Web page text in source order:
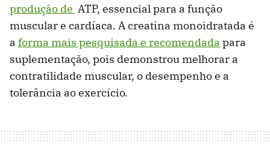
produção de ATP, essencial para a função
muscular e cardíaca. A creatina monoidratada é
a forma mais pesquisada e recomendada para
suplementação, pois demonstrou melhorar a
contratilidade muscular, o desempenho e a
tolerância ao exercício.